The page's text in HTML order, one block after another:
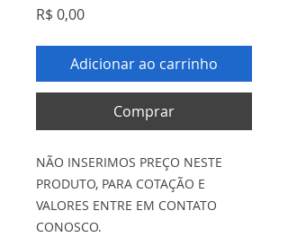
R$ 0,00Preço
Adicionar ao carrinho
Comprar
NÃO INSERIMOS PREÇO NESTE
PRODUTO, PARA COTAÇÃO E
VALORES ENTRE EM CONTATO
CONOSCO.